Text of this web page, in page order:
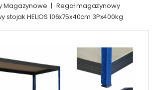
Magazynowe | Regał magazynowy
HELIOS 106x75x40cm 3Px400kg